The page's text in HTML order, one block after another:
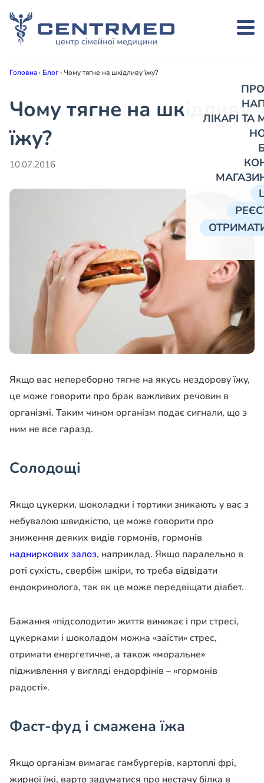
ЛІКАРІ
Головна› Блог›Чому тягне на шкідливу їжу?
Чому тягне на шкідливу
їжу?
10.07.2016
Якщо вас непереборно тягне на якусь нездорову їжу,
це може говорити про брак важливих речовин в
організмі. Таким чином організм подає сигнали, що з
ним не все гаразд.
Солодощі
Якщо цукерки, шоколадки і тортики зникають у вас з
небувалою швидкістю, це може говорити про
зниження деяких видів гормонів, гормонів
надниркових залоз, наприклад. Якщо паралельно в
роті сухість, свербіж шкіри, то треба відвідати
ендокринолога, так як це може передвіщати діабет.
Бажання «підсолодити» життя виникає і при стресі,
цукерками і шоколадом можна «заїсти» стрес,
отримати енергетичне, а також «моральне»
підживлення у вигляді ендорфінів – «гормонів
радості».
Фаст-фуд і смажена їжа
Якщо організм вимагає гамбургерів, картоплі фрі,
жирної їжі, варто задуматися про нестачу білка в